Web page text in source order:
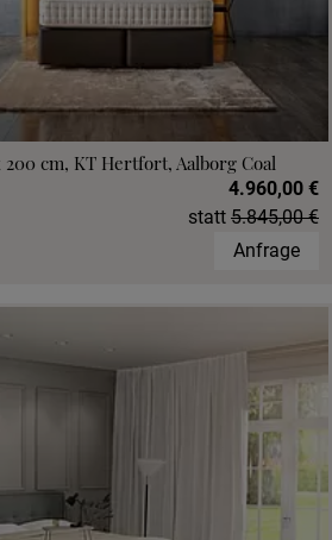
cm, KT Hertfort, Aalborg Coal
4.960,00 €
statt 5.845,00 €
Anfrage